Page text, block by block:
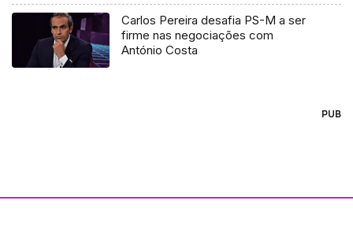
Carlos Pereira desafia PS-M a ser
firme nas negociações com
António Costa
PUB